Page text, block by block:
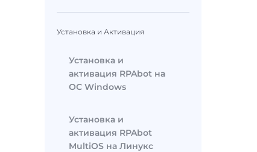
Установка и Активация
Установка и
активация RPAbot на
ОС Windows
Установка и
активация RPAbot
MultiOS на Линукс